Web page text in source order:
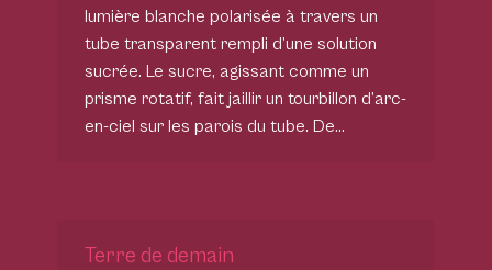
lumière blanche polarisée à travers un
tube transparent rempli d’une solution
sucrée. Le sucre, agissant comme un
prisme rotatif, fait jaillir un tourbillon d’arc-
en-ciel sur les parois du tube. De…
Terre de demain